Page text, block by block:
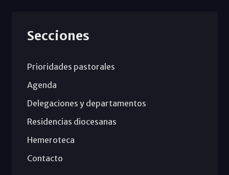
Secciones
Prioridades pastorales
Agenda
Delegaciones y departamentos
Residencias diocesanas
Hemeroteca
Contacto